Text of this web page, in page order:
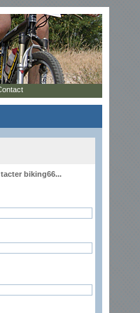
biking66...